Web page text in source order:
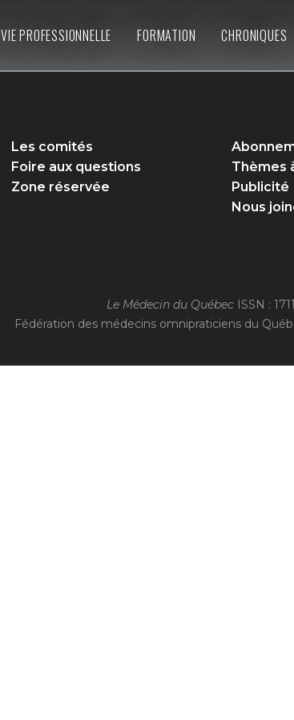
VIE PROFESSIONNELLE FORMATION CHRONIQUES
Les comités
Foire aux questions
Zone réservée
Thèmes
Publicité
Nous
Le Médecin du Québec ISSN :
Fédération des médecins omnipraticiens du